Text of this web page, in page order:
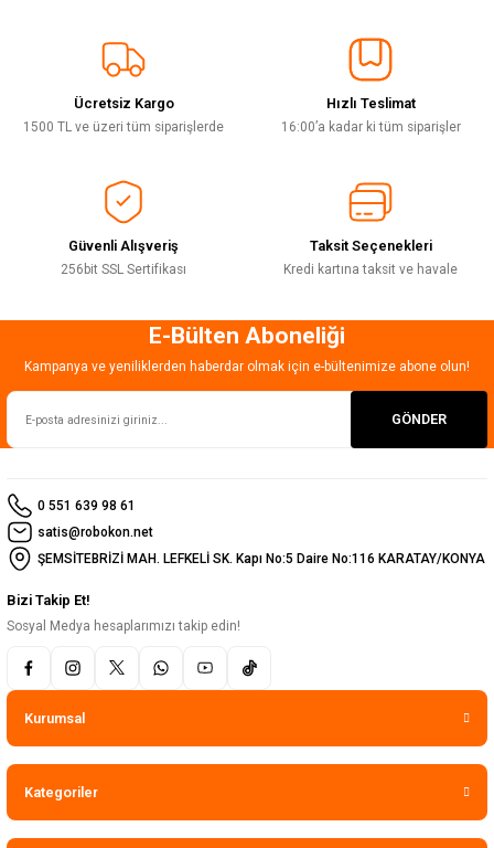
Ürün resmi kalitesiz, bozuk veya görüntülenemiyor.
Ürün açıklamasında eksik bilgiler bulunuyor.
Ürün bilgilerinde hatalar bulunuyor.
Bu ürüne benzer farklı alternatifler olmalı.
Gönder
Deneyimini Paylaş
Ücretsiz Kargo
1500 TL ve üzeri tüm siparişlerde
Hızlı Teslimat
16:00’a kadar ki tüm siparişler
Güvenli Alışveriş
256bit SSL Sertifikası
Taksit Seçenekleri
Kredi kartına taksit ve havale
E-Bülten Aboneliği
Kampanya ve yeniliklerden haberdar olmak için e-bültenimize abone olun!
GÖNDER
0 551 639 98 61
satis@robokon.net
ŞEMSİTEBRİZİ MAH. LEFKELİ SK. Kapı No:5 Daire No:116 KARATAY/KONYA
Bizi Takip Et!
Sosyal Medya hesaplarımızı takip edin!
Kurumsal
Kategoriler